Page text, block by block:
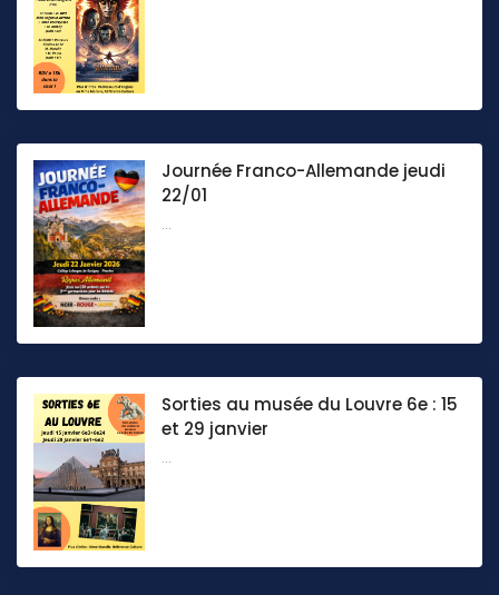
Journée Franco-Allemande jeudi
22/01
...
Sorties au musée du Louvre 6e : 15
et 29 janvier
...